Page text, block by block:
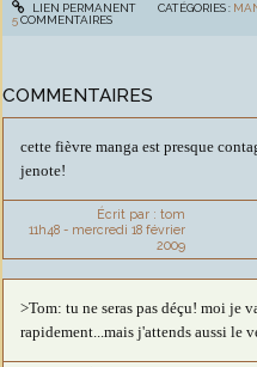
LIEN PERMANENT CATÉGORIES :
5COMMENTAIRES
COMMENTAIRES
cette fièvre manga est presque
jenote!
Écrit par : tom
11h48- mercredi 18 février
2009
>Tom: tu ne seras pas déçu! moi je
rapidement...mais j'attends aussi le